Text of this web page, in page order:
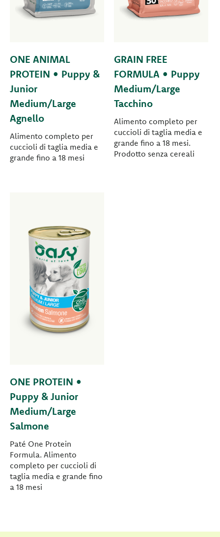
ONE ANIMAL
PROTEIN • Puppy &
Junior
Medium/Large
Agnello
Alimento completo per
cuccioli di taglia media e
grande fino a 18 mesi
GRAIN FREE
FORMULA • Puppy
Medium/Large
Tacchino
Alimento completo per
cuccioli di taglia media e
grande fino a 18 mesi.
Prodotto senza cereali
ONE PROTEIN •
Puppy & Junior
Medium/Large
Salmone
Paté One Protein
Formula. Alimento
completo per cuccioli di
taglia media e grande fino
a 18 mesi